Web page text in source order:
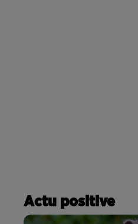
Actu positive